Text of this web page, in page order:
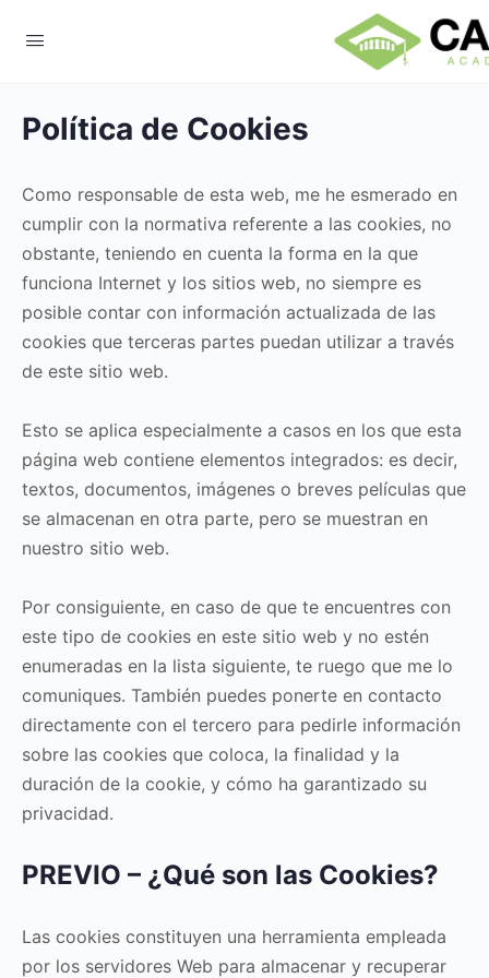
Política de Cookies
Como responsable de esta web, me he esmerado en
cumplir con la normativa referente a las cookies, no
obstante, teniendo en cuenta la forma en la que
funciona Internet y los sitios web, no siempre es
posible contar con información actualizada de las
cookies que terceras partes puedan utilizar a través
de este sitio web.
Esto se aplica especialmente a casos en los que esta
página web contiene elementos integrados: es decir,
textos, documentos, imágenes o breves películas que
se almacenan en otra parte, pero se muestran en
nuestro sitio web.
Por consiguiente, en caso de que te encuentres con
este tipo de cookies en este sitio web y no estén
enumeradas en la lista siguiente, te ruego que me lo
comuniques. También puedes ponerte en contacto
directamente con el tercero para pedirle información
sobre las cookies que coloca, la finalidad y la
duración de la cookie, y cómo ha garantizado su
privacidad.
PREVIO – ¿Qué son las Cookies?
Las cookies constituyen una herramienta empleada
por los servidores Web para almacenar y recuperar